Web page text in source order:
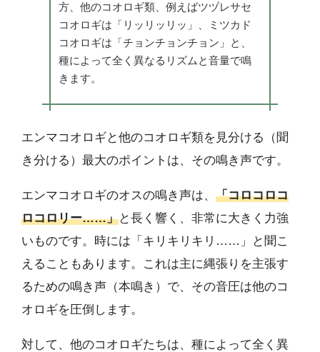
方、他のコオロギ類、例えばツヅレサセ
コオロギは「リッリッリッ」、ミツカド
コオロギは「チョンチョンチョン」と、
種によって全く異なるリズムと音量で鳴
きます。
エンマコオロギと他のコオロギ類を見分ける（聞
き分ける）最大のポイントは、その鳴き声です。
エンマコオロギのオスの鳴き声は、 「コロコロコ
ロコロリー……」と長く響く、非常に大きく力強
いものです。時には「キリキリキリ……」と聞こ
えることもあります。これは主に縄張りを主張す
るための鳴き声（本鳴き）で、その音圧は他のコ
オロギを圧倒します。
対して、他のコオロギたちは、種によって全く異